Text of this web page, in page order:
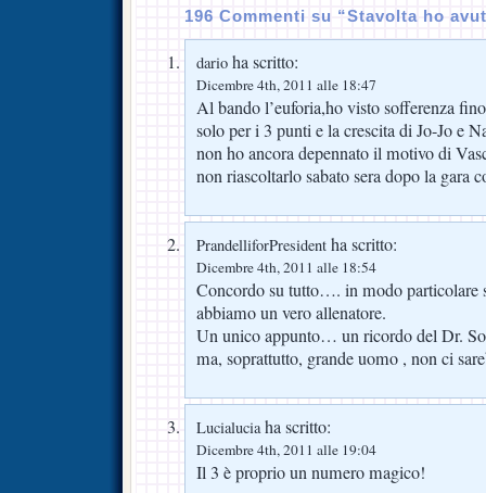
196 Commenti su “Stavolta ho
dario ha scritto:
Dicembre 4th, 2011 alle 18:47
Al bando l’euforia,ho visto sofferenza
solo per i 3 punti e la crescita di Jo-Jo e
non ho ancora depennato il motivo di
non riascoltarlo sabato sera dopo la gara
PrandelliforPresident ha scritto:
Dicembre 4th, 2011 alle 18:54
Concordo su tutto…. in modo particolare
abbiamo un vero allenatore.
Un unico appunto… un ricordo del Dr.
ma, soprattutto, grande uomo , non ci
Lucialuciaha scritto:
Dicembre 4th, 2011 alle 19:04
Il 3 è proprio un numero magico!